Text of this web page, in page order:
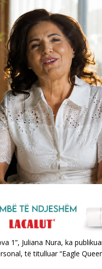
1”, Juliana Nura, ka
të titulluar “Eagle